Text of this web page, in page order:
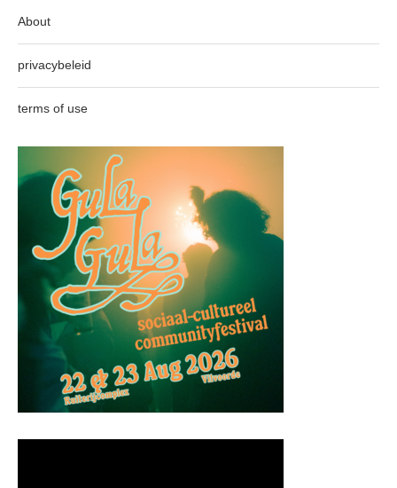
About
privacybeleid
terms of use